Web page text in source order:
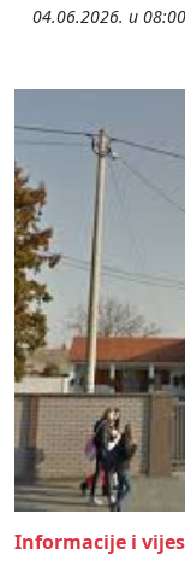
04.06.2026. u 08:00
Informacije i